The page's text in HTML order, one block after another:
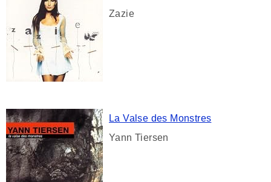
Zazie
La Valse des Monstres
Yann Tiersen